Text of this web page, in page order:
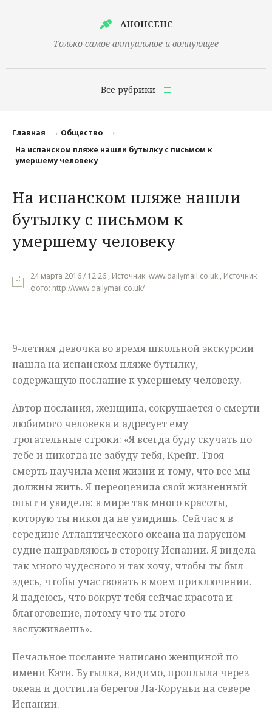
АНОНСЕНС
Только самое актуальное и волнующее
Все рубрики
Финансы
Наука
Культура
Общество
Мнения
Главная
Общество
На испанском пляже нашли бутылку с письмом к
умершему человеку
На испанском пляже нашли
бутылку с письмом к
умершему человеку
24 марта 2016 / 12:26 , Источник: www.dailymail.co.uk , Источник
фото: http://www.dailymail.co.uk/
9-летняя девочка во время школьной экскурсии
нашла на испанском пляже бутылку,
содержащую послание к умершему человеку.
Автор послания, женщина, сокрушается о смерти
любимого человека и адресует ему
трогательные строки: «Я всегда буду скучать по
тебе и никогда не забуду тебя, Крейг. Твоя
смерть научила меня жизни и тому, что все мы
должны жить. Я переоценила свой жизненный
опыт и увидела: в мире так много красоты,
которую ты никогда не увидишь. Сейчас я в
середине Атлантического океана на парусном
судне направляюсь в сторону Испании. Я видела
так много чудесного и так хочу, чтобы ты был
здесь, чтобы участвовать в моем приключении.
Я надеюсь, что вокруг тебя сейчас красота и
благоговение, потому что ты этого
заслуживаешь».
Печальное послание написано женщиной по
имени Кэти. Бутылка, видимо, проплыла через
океан и достигла берегов Ла-Коруньи на севере
Испании.